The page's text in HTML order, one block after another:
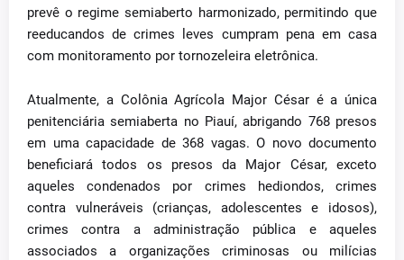
prevê o regime semiaberto harmonizado, permitindo que
reeducandos de crimes leves cumpram pena em casa
com monitoramento por tornozeleira eletrônica.
Atualmente, a Colônia Agrícola Major César é a única
penitenciária semiaberta no Piauí, abrigando 768 presos
em uma capacidade de 368 vagas. O novo documento
beneficiará todos os presos da Major César, exceto
aqueles condenados por crimes hediondos, crimes
contra vulneráveis (crianças, adolescentes e idosos),
crimes contra a administração pública e aqueles
associados a organizações criminosas ou milícias